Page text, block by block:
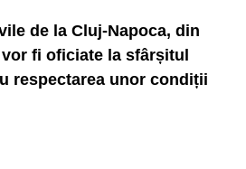
de la Cluj-Napoca, din
fi oficiate la sfârșitul
respectarea unor condiții